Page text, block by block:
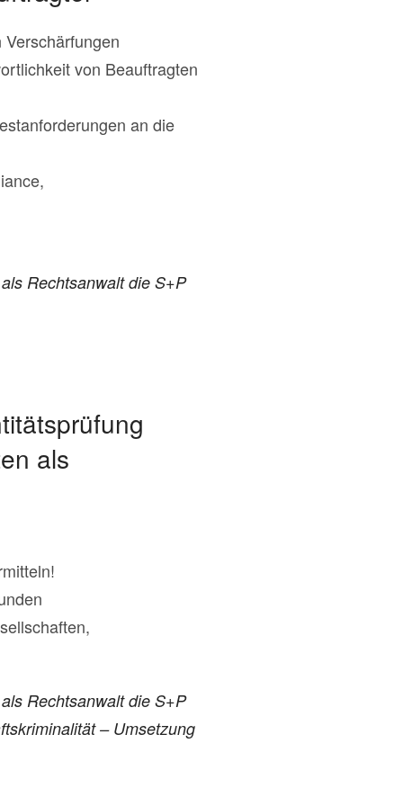
von Beauftragten
an die
Rechtsanwalt die S+P
als
Rechtsanwalt die S+P
– Umsetzung